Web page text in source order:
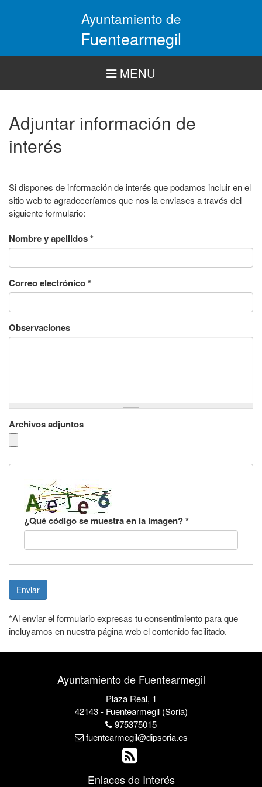
Ayuntamiento de
Fuentearmegil
MENU
Adjuntar información de
interés
Si dispones de información de interés que podamos incluir en el
sitio web te agradeceríamos que nos la enviases a través del
siguiente formulario:
Nombre y apellidos*
Correo electrónico*
Observaciones
Archivos adjuntos
¿Qué código se muestra en la imagen?*
Enviar
*Al enviar el formulario expresas tu consentimiento para que
incluyamos en nuestra página web el contenido facilitado.
Ayuntamiento de Fuentearmegil
Plaza Real, 1
42143 - Fuentearmegil (Soria)
975375015
fuentearmegil@dipsoria.es
Enlaces de Interés